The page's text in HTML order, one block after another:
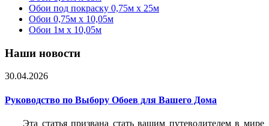
Обои под покраску 0,75м x 25м
Обои 0,75м x 10,05м
Обои 1м х 10,05м
Наши новости
30.04.2026
Руководство по Выбору Обоев для Вашего Дома
Эта статья призвана стать вашим путеводителем в мире